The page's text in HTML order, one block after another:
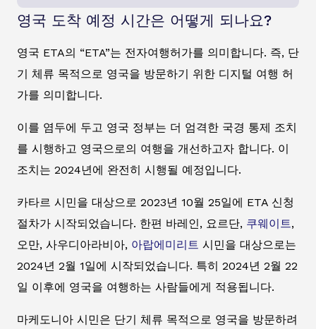
영국 도착 예정 시간은 어떻게 되나요?
영국 ETA의 “ETA”는 전자여행허가를 의미합니다. 즉, 단
기 체류 목적으로 영국을 방문하기 위한 디지털 여행 허
가를 의미합니다.
이를 염두에 두고 영국 정부는 더 엄격한 국경 통제 조치
를 시행하고 영국으로의 여행을 개선하고자 합니다. 이
조치는 2024년에 완전히 시행될 예정입니다.
카타르 시민을 대상으로 2023년 10월 25일에 ETA 신청
절차가 시작되었습니다. 한편 바레인, 요르단, 쿠웨이트,
오만, 사우디아라비아, 아랍에미리트 시민을 대상으로는
2024년 2월 1일에 시작되었습니다. 특히 2024년 2월 22
일 이후에 영국을 여행하는 사람들에게 적용됩니다.
마케도니아 시민은 단기 체류 목적으로 영국을 방문하려